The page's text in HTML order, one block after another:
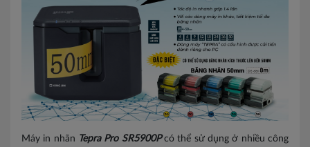
Máy in nhãn Tepra Pro SR5900Pcó thể sử dụng ở nhiều công